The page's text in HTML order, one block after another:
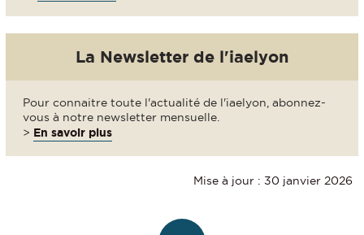
La Newsletter de l'iaelyon
Pour connaitre toute l'actualité de l'iaelyon, abonnez-
vous à notre newsletter mensuelle.
> En savoir plus
Mise à jour : 30 janvier 2026